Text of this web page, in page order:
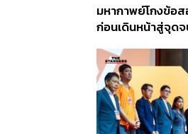
มหากาพย์โกงข้อ
ก่อนเดินหน้าสู่จุด